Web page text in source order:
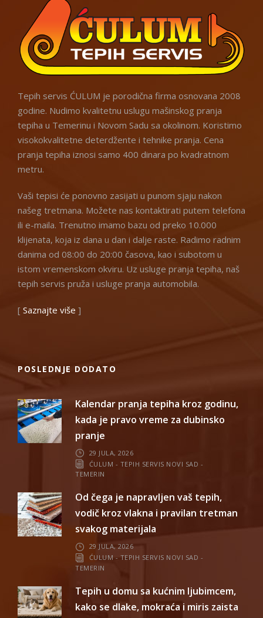
Tepih servis ĆULUM je porodična firma osnovana 2008
godine. Nudimo kvalitetnu uslugu mašinskog pranja
tepiha u Temerinu i Novom Sadu sa okolinom. Koristimo
visokokvalitetne deterdžente i tehnike pranja. Cena
pranja tepiha iznosi samo 400 dinara po kvadratnom
metru.
Vaši tepisi će ponovno zasijati u punom sjaju nakon
našeg tretmana. Možete nas kontaktirati putem telefona
ili e-maila. Trenutno imamo bazu od preko 10.000
klijenata, koja iz dana u dan i dalje raste. Radimo radnim
danima od 08:00 do 20:00 časova, kao i subotom u
istom vremenskom okviru. Uz usluge pranja tepiha, naš
tepih servis pruža i usluge pranja automobila.
[ Saznajte više ]
POSLEDNJE DODATO
Kalendar pranja tepiha kroz godinu,
kada je pravo vreme za dubinsko
pranje
29 JULA, 2026
ĆULUM - TEPIH SERVIS NOVI SAD -
TEMERIN
Od čega je napravljen vaš tepih,
vodič kroz vlakna i pravilan tretman
svakog materijala
29 JULA, 2026
ĆULUM - TEPIH SERVIS NOVI SAD -
TEMERIN
Tepih u domu sa kućnim ljubimcem,
kako se dlake, mokraća i miris zaista